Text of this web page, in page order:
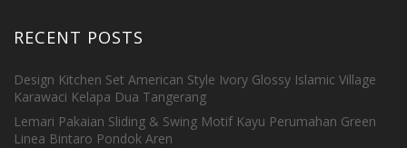
RECENT POSTS
Design Kitchen Set American Style Ivory Glossy Islamic Village
Karawaci Kelapa Dua Tangerang
Lemari Pakaian Sliding & Swing Motif Kayu Perumahan Green
Linea Bintaro Pondok Aren